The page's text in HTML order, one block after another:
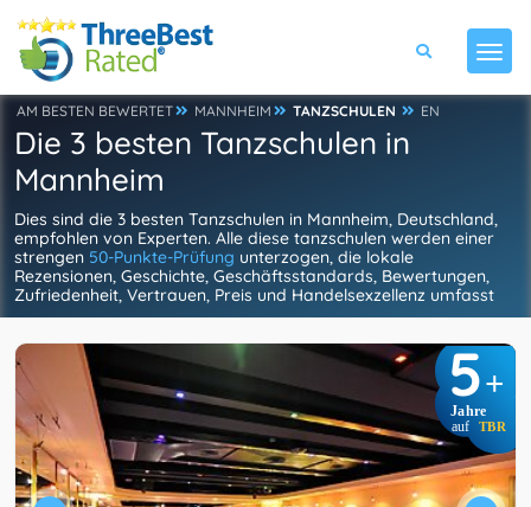
AM BESTEN BEWERTET MANNHEIM TANZSCHULEN EN
Die 3 besten Tanzschulen in
Mannheim
Dies sind die 3 besten Tanzschulen in Mannheim, Deutschland,
empfohlen von Experten. Alle diese tanzschulen werden einer
strengen 50-Punkte-Prüfung unterzogen, die lokale
Rezensionen, Geschichte, Geschäftsstandards, Bewertungen,
Zufriedenheit, Vertrauen, Preis und Handelsexzellenz umfasst
5+
Jahre
auf TBR